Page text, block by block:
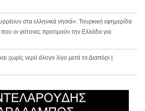
στα ελληνικά νησιά»: Τουρκική εφημερίδα
οι γείτονες προτιμούν την Ελλάδα για
χωρίς νερό άλογο λίγο μετά το Διαπόρι |